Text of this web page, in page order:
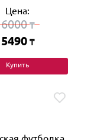
Цена:
6000₸
5490 ₸
Купить